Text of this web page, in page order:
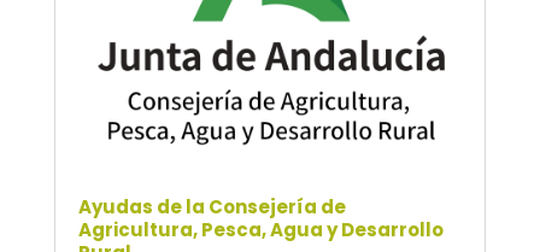
Ayudas de la Consejería de
Agricultura, Pesca, Agua y Desarrollo